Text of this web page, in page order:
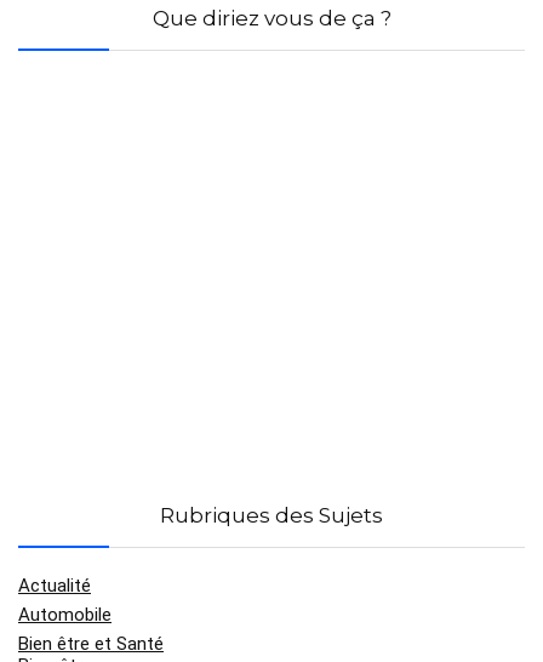
Que diriez vous de ça ?
Rubriques des Sujets
Actualité
Automobile
Bien être et Santé